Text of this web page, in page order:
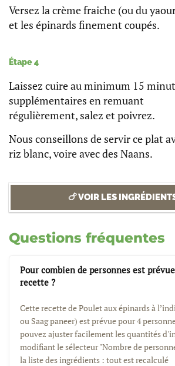
Versez la crème fraiche (ou du
et les épinards finement coupés.
Étape 4
Laissez cuire au minimum 15
supplémentaires en remuant
régulièrement, salez et poivrez.
Nous conseillons de servir ce plat
riz blanc, voire avec des Naans.
🍗 VOIR LES
Questions fréquentes
Pour combien de personnes est
recette ?
Cette recette de Poulet aux épinards à
ou Saag paneer) est prévue pour 4
pouvez ajuster facilement les quantités
modifiant le sélecteur "Nombre de
la liste des ingrédients : tout est recalculé